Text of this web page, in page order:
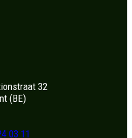
32
(BE)
03 11